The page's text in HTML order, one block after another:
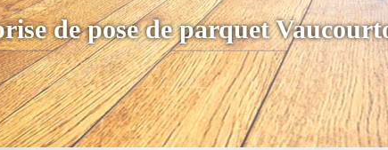
de pose de parquet